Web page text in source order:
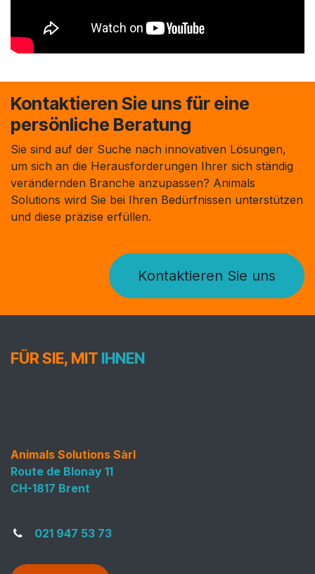
Kontaktieren Sie uns für eine
persönliche Beratung
Sie sind auf der Suche nach innovativen Lösungen,
um sich an die Herausforderungen Ihrer sich ständig
verändernden Branche anzupassen? Animals
Solutions wird Sie bei Ihren Bedürfnissen unterstützen
und diese präzise erfüllen.
Kontaktieren Sie uns
FÜR SIE, MIT IHNEN
Animals Solutions Sàrl
Route de Blonay 11
CH-1817 Brent
021 947 53 73